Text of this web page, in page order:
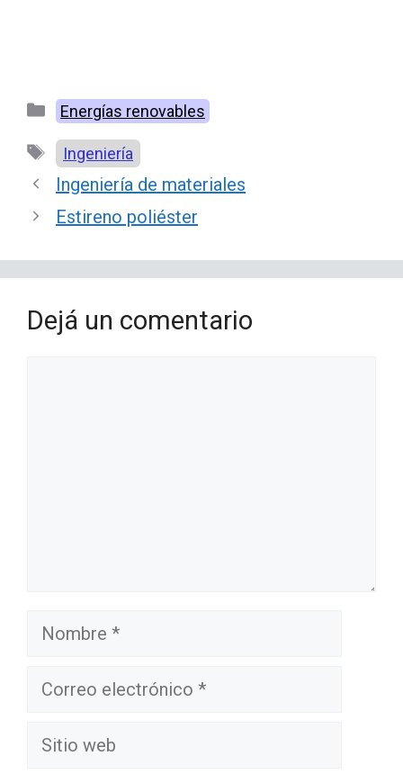
Categorías
Energías renovables
Etiquetas
Ingeniería
Ingeniería de materiales
Estireno poliéster
Dejá un comentario
Nombre
Correo
Sitio